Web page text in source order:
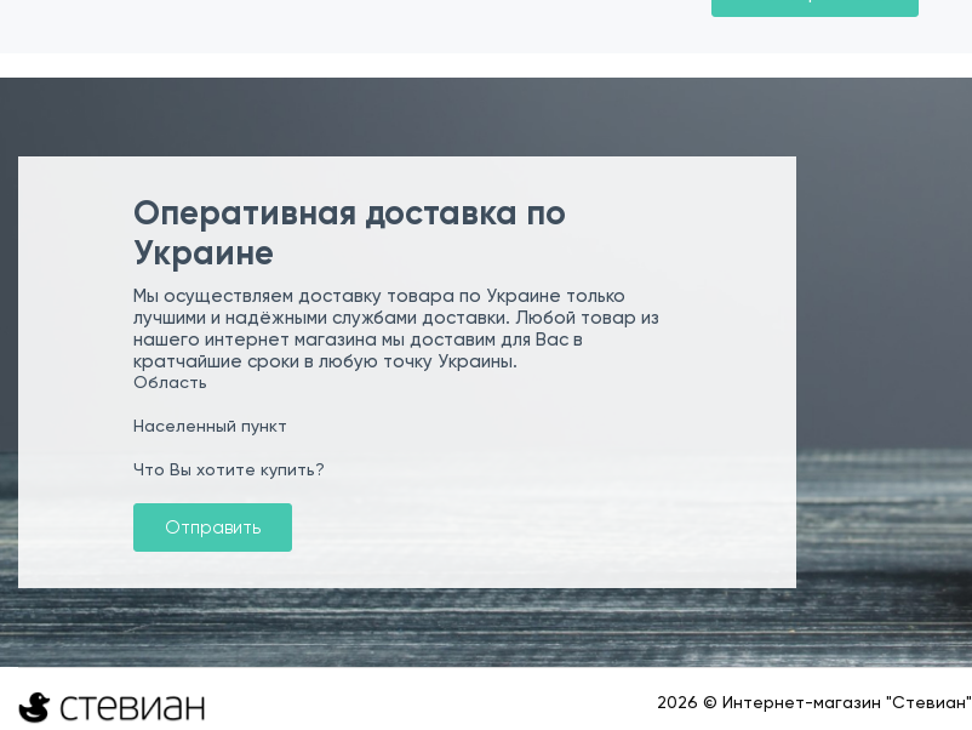
Оперативная доставка по
Украине
Мы осуществляем доставку товара по Украине только
лучшими и надёжными службами доставки. Любой товар из
нашего интернет магазина мы доставим для Вас в
кратчайшие сроки в любую точку Украины.
Область
Населенный пункт
Что Вы хотите купить?
Отправить
2026 © Интернет-магазин "Стевиан"